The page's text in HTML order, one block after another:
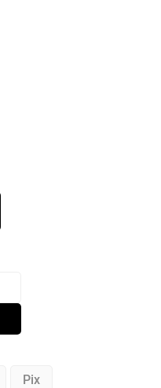
Pix